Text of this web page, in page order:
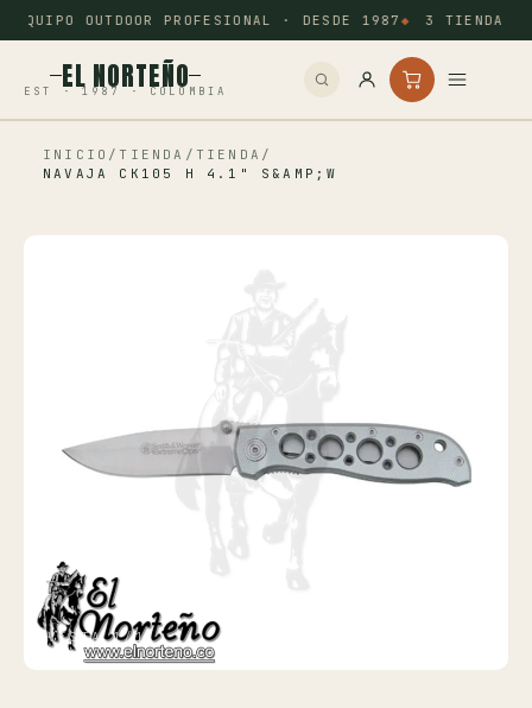
EQUIPO OUTDOOR PROFESIONAL · DESDE 1987 3 TIENDAS:
EL NORTEÑO
EST · 1987 · COLOMBIA
Inicio
Otros
Contáctanos
INICIO / TIENDA / TIENDA /
NAVAJA CK105 H 4.1" S&AMP;W
VISTA 1/1